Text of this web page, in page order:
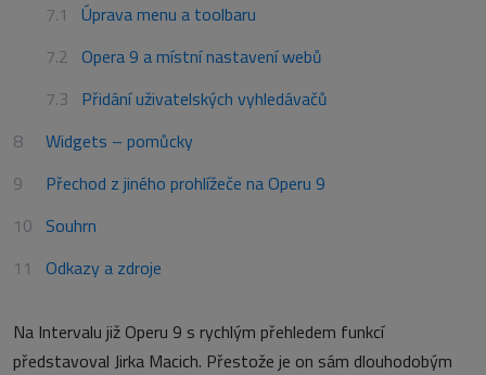
Úprava menu a toolbaru
Opera 9 a místní nastavení webů
Přidání uživatelských vyhledávačů
Widgets – pomůcky
Přechod z jiného prohlížeče na Operu 9
Souhrn
Odkazy a zdroje
Na Intervalu již Operu 9 s rychlým přehledem funkcí
představoval Jirka Macich. Přestože je on sám dlouhodobým